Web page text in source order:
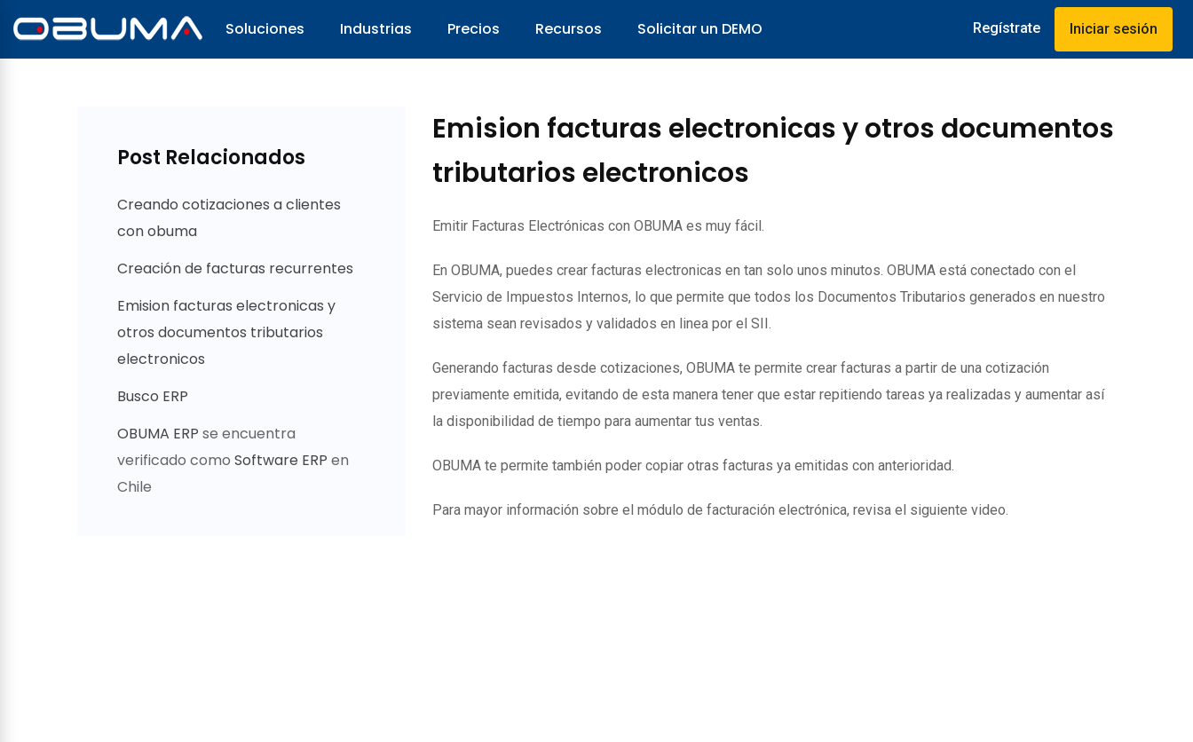
Soluciones Industrias Precios Recursos Solicitar un DEMO Regístrate Iniciar sesión
Emision facturas electronicas y otros documentos
tributarios electronicos
Emitir Facturas Electrónicas con OBUMA es muy fácil.
En OBUMA, puedes crear facturas electronicas en tan solo unos minutos. OBUMA está conectado con el
Servicio de Impuestos Internos, lo que permite que todos los Documentos Tributarios generados en nuestro
sistema sean revisados y validados en linea por el SII.
Generando facturas desde cotizaciones, OBUMA te permite crear facturas a partir de una cotización
previamente emitida, evitando de esta manera tener que estar repitiendo tareas ya realizadas y aumentar así
la disponibilidad de tiempo para aumentar tus ventas.
OBUMA te permite también poder copiar otras facturas ya emitidas con anterioridad.
Para mayor información sobre el módulo de facturación electrónica, revisa el siguiente video.
Post Relacionados
Creando cotizaciones a clientes
con obuma
Creación de facturas recurrentes
Emision facturas electronicas y
otros documentos tributarios
electronicos
Busco ERP
OBUMA ERP se encuentra
verificado como Software ERP en
Chile